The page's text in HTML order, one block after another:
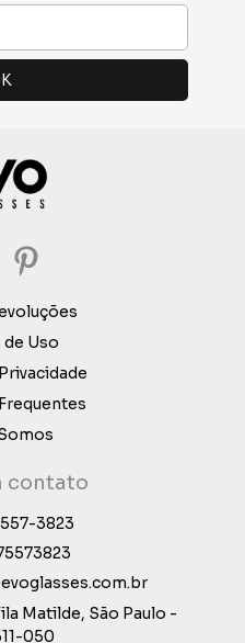
Uso
contato
3823
Matilde, São Paulo -
050